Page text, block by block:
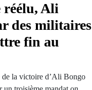
réélu, Ali
des militaires
fin au
de la victoire d’Ali Bongo